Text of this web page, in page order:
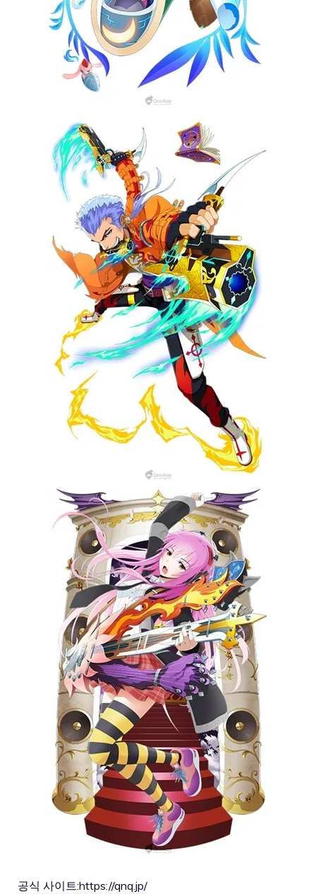
공식 사이트:https://qnq.jp/